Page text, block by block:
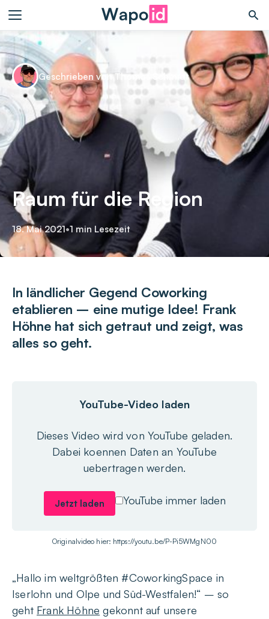
Geschrieben von Thomas Schmidt
Raum für die Region
18. Mai 2021•1 min Lesezeit
In ländlicher Gegend Coworking
etablieren – eine mutige Idee! Frank
Höhne hat sich getraut und zeigt, was
alles so geht.
YouTube-Video laden
Dieses Video wird von YouTube geladen.
Dabei koennen Daten an YouTube
uebertragen werden.
Jetzt laden YouTube immer laden
Originalvideo hier: https://youtu.be/P-Pi5WMgN00
„Hallo im weltgrößten #CoworkingSpace in
Iserlohn und Olpe und Süd-Westfalen!“ – so
geht Frank Höhne gekonnt auf unsere